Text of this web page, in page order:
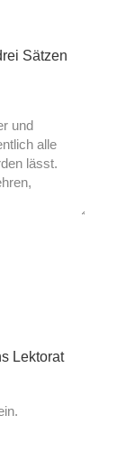
Sätzen
Lektorat